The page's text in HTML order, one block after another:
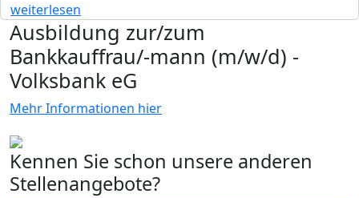
weiterlesen
Ausbildung zur/zum
Bankkauffrau/-mann (m/w/d) -
Volksbank eG
Mehr Informationen hier
Kennen Sie schon unsere anderen
Stellenangebote?